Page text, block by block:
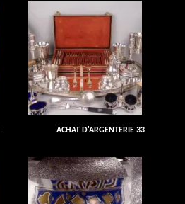
ACHAT D'ARGENTERIE 33